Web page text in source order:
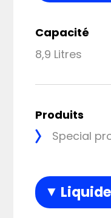
Capacité
8,9 Litres
Produits
Special